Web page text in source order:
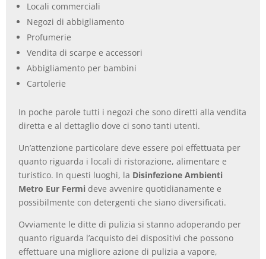
Locali commerciali
Negozi di abbigliamento
Profumerie
Vendita di scarpe e accessori
Abbigliamento per bambini
Cartolerie
In poche parole tutti i negozi che sono diretti alla vendita
diretta e al dettaglio dove ci sono tanti utenti.
Un’attenzione particolare deve essere poi effettuata per
quanto riguarda i locali di ristorazione, alimentare e
turistico. In questi luoghi, la Disinfezione Ambienti
Metro Eur Fermi deve avvenire quotidianamente e
possibilmente con detergenti che siano diversificati.
Ovviamente le ditte di pulizia si stanno adoperando per
quanto riguarda l’acquisto dei dispositivi che possono
effettuare una migliore azione di pulizia a vapore,